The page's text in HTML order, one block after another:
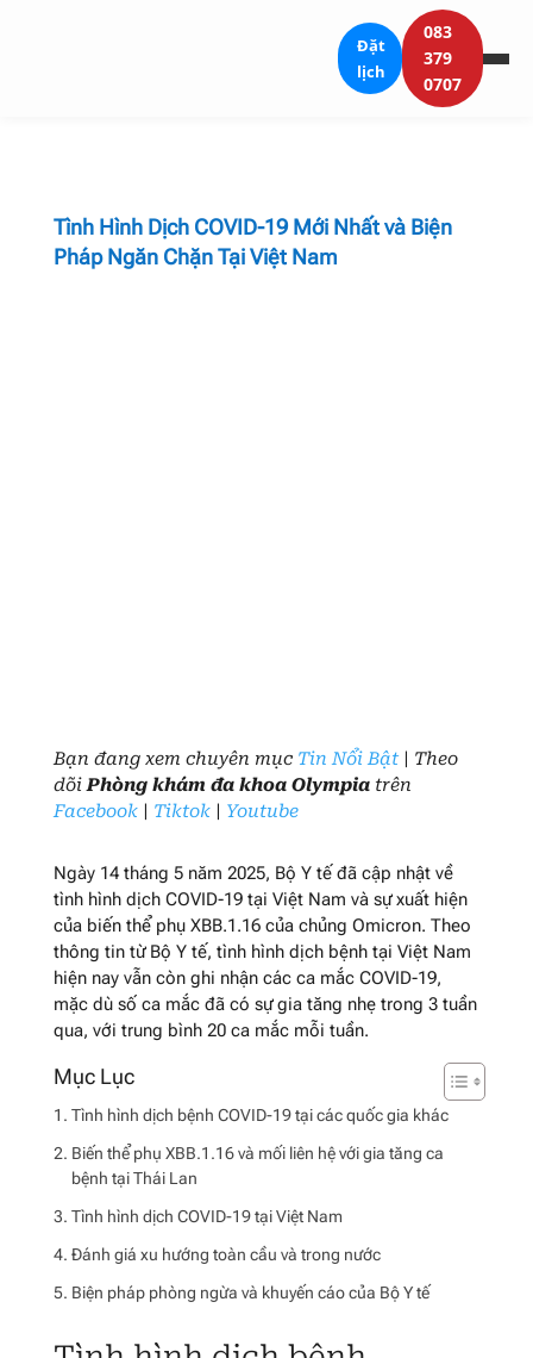
Đặt
lịch
083
379
0707
Tình Hình Dịch COVID-19 Mới Nhất và Biện
Pháp Ngăn Chặn Tại Việt Nam
Bạn đang xem chuyên mục Tin Nổi Bật| Theo
dõiPhòng khám đa khoa Olympiatrên
Facebook| Tiktok| Youtube
Ngày 14 tháng 5 năm 2025, Bộ Y tế đã cập nhật về
tình hình dịch COVID-19 tại Việt Nam và sự xuất hiện
của biến thể phụ XBB.1.16 của chủng Omicron. Theo
thông tin từ Bộ Y tế, tình hình dịch bệnh tại Việt Nam
hiện nay vẫn còn ghi nhận các ca mắc COVID-19,
mặc dù số ca mắc đã có sự gia tăng nhẹ trong 3 tuần
qua, với trung bình 20 ca mắc mỗi tuần.
Tình hình dịch bệnh COVID-19 tại các quốc gia khác
Biến thể phụ XBB.1.16 và mối liên hệ với gia tăng ca
bệnh tại Thái Lan
Tình hình dịch COVID-19 tại Việt Nam
Đánh giá xu hướng toàn cầu và trong nước
Biện pháp phòng ngừa và khuyến cáo của Bộ Y tế